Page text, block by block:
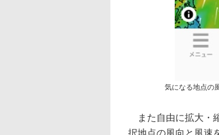
気になる地点の
また自由に拡大・
択地点の風向と風速